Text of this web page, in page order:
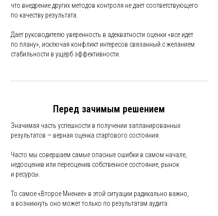
что внедрение других методов контроля не дает соответствующего
по качеству результата.
Дает руководителю уверенность в адекватности оценки «все идет
по плану», исключая конфликт интересов связанный с желанием
стабильности в ущерб эффективности.
Перед зачимым решением
Значимая часть успешности в получении запланированных
результатов — верная оценка стартового состояния.
Часто мы совершаем самые опасные ошибки в самом начале,
недооценив или переоценив собственное состояние, рынок
и ресурсы.
То самое «Второе Мнение» в этой ситуации радикально важно,
а возникнуть оно может только по результатам аудита.